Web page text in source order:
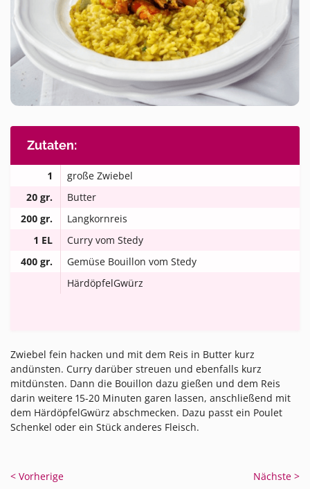
Zutaten:
1
große Zwiebel
20 gr.
Butter
200 gr.
Langkornreis
1 EL
Curry vom Stedy
400 gr.
Gemüse Bouillon vom Stedy
HärdöpfelGwürz
Zwiebel fein hacken und mit dem Reis in Butter kurz
andünsten. Curry darüber streuen und ebenfalls kurz
mitdünsten. Dann die Bouillon dazu gießen und dem Reis
darin weitere 15-20 Minuten garen lassen, anschließend mit
dem HärdöpfelGwürz abschmecken. Dazu passt ein Poulet
Schenkel oder ein Stück anderes Fleisch.
< Vorherige Nächste >